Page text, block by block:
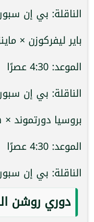
الناقلة: بي إن
باير ليفركوزن ×
الموعد: 4:30 عصرًا
الناقلة: بي إن
بروسيا دورتموند
الموعد: 4:30 عصرًا
الناقلة: بي إن
دوري روشن